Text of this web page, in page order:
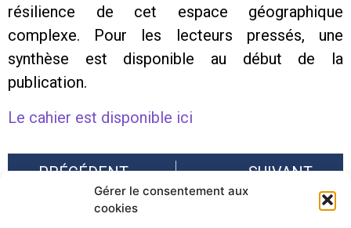
Gérer le consentement aux
cookies
résilience de cet espace géographique
complexe. Pour les lecteurs pressés, une
synthèse est disponible au début de la
publication.
Le cahier est disponible ici
PRÉCÉDENT
Climate Change and Mountain Risks in the European Alps – from Recognition to Management – 23-27 août 2021
SUIVANT